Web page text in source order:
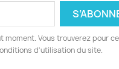
moment. Vous trouverez pour
d'utilisation du site.